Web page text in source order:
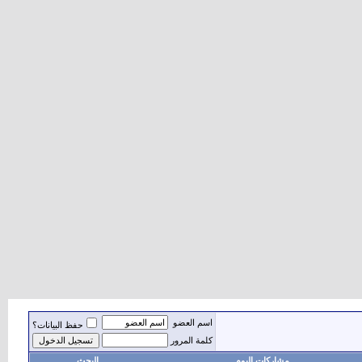
اسم العضو
حفظ البيانات؟
كلمة المرور